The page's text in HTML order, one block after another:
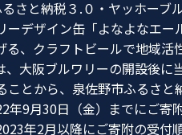
さと納税３.０・ヤッホーブ
デザイン缶「よなよなエ
、クラフトビールで地域活
大阪ブルワリーの開設後に
とから、泉佐野市ふるさ
年9月30日（金）までにご
年2月以降にご寄附の受付